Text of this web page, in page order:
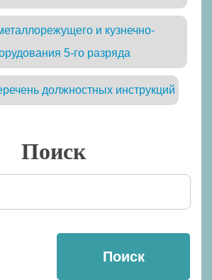
и кузнечно-
5-го разряда
должностных инструкций
Поиск